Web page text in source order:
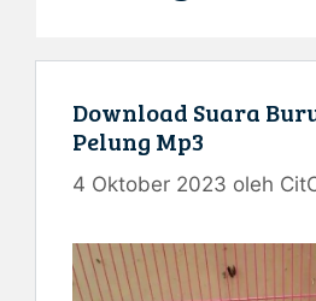
Download Suara
Pelung Mp3
4 Oktober 2023 oleh